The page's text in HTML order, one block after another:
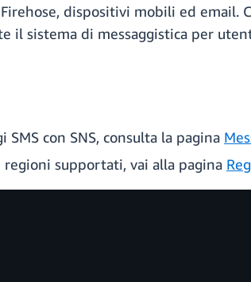
Firehose, dispositivi mobili ed
il sistema di messaggistica per
con SNS, consulta la pagina
supportati, vai alla pagina